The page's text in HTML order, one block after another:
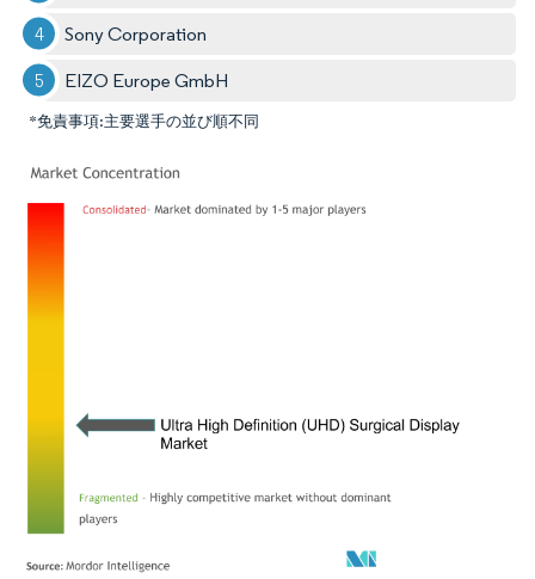
Sony Corporation
EIZO Europe GmbH
*免責事項:主要選手の並び順不同